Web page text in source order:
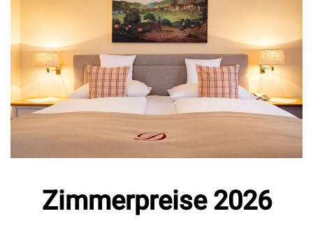
Zimmerpreise 2026